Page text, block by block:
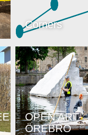
Corners
OPEN ART-
ÖREBRO